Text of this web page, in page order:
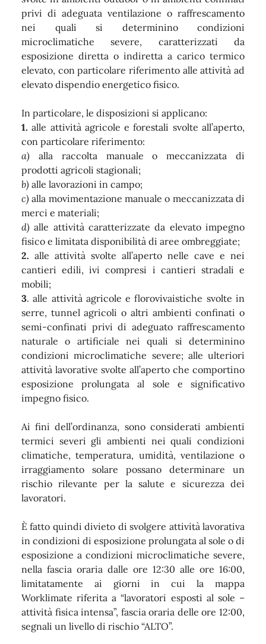
privi di adeguata ventilazione o raffrescamento
nei quali si determinino condizioni
microclimatiche severe, caratterizzati da
esposizione diretta o indiretta a carico termico
elevato, con particolare riferimento alle attività ad
elevato dispendio energetico fisico.
In particolare, le disposizioni si applicano:
1. alle attività agricole e forestali svolte all’aperto,
con particolare riferimento:
a) alla raccolta manuale o meccanizzata di
prodotti agricoli stagionali;
b) alle lavorazioni in campo;
c) alla movimentazione manuale o meccanizzata di
merci e materiali;
d) alle attività caratterizzate da elevato impegno
fisico e limitata disponibilità di aree ombreggiate;
2. alle attività svolte all’aperto nelle cave e nei
cantieri edili, ivi compresi i cantieri stradali e
mobili;
3. alle attività agricole e florovivaistiche svolte in
serre, tunnel agricoli o altri ambienti confinati o
semi-confinati privi di adeguato raffrescamento
naturale o artificiale nei quali si determinino
condizioni microclimatiche severe; alle ulteriori
attività lavorative svolte all’aperto che comportino
esposizione prolungata al sole e significativo
impegno fisico.
Ai fini dell’ordinanza, sono considerati ambienti
termici severi gli ambienti nei quali condizioni
climatiche, temperatura, umidità, ventilazione o
irraggiamento solare possano determinare un
rischio rilevante per la salute e sicurezza dei
lavoratori.
È fatto quindi divieto di svolgere attività lavorativa
in condizioni di esposizione prolungata al sole o di
esposizione a condizioni microclimatiche severe,
nella fascia oraria dalle ore 12:30 alle ore 16:00,
limitatamente ai giorni in cui la mappa
Worklimate riferita a “lavoratori esposti al sole –
attività fisica intensa”, fascia oraria delle ore 12:00,
segnali un livello di rischio “ALTO”.